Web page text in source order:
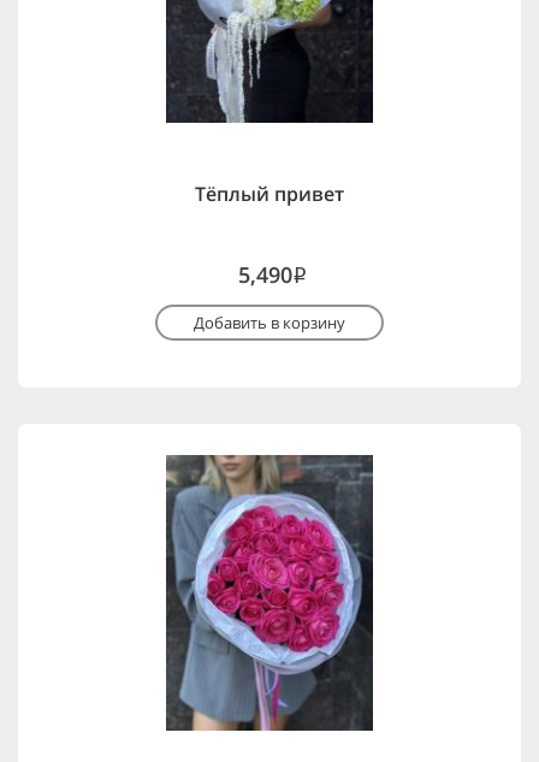
Тёплый привет
5,490i
Добавить в корзину